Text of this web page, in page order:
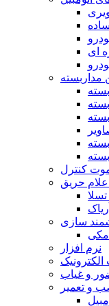
ای
مداربسته
کنترل
حریق
سازی
نرم افزار
و غیاب
و تعمیر